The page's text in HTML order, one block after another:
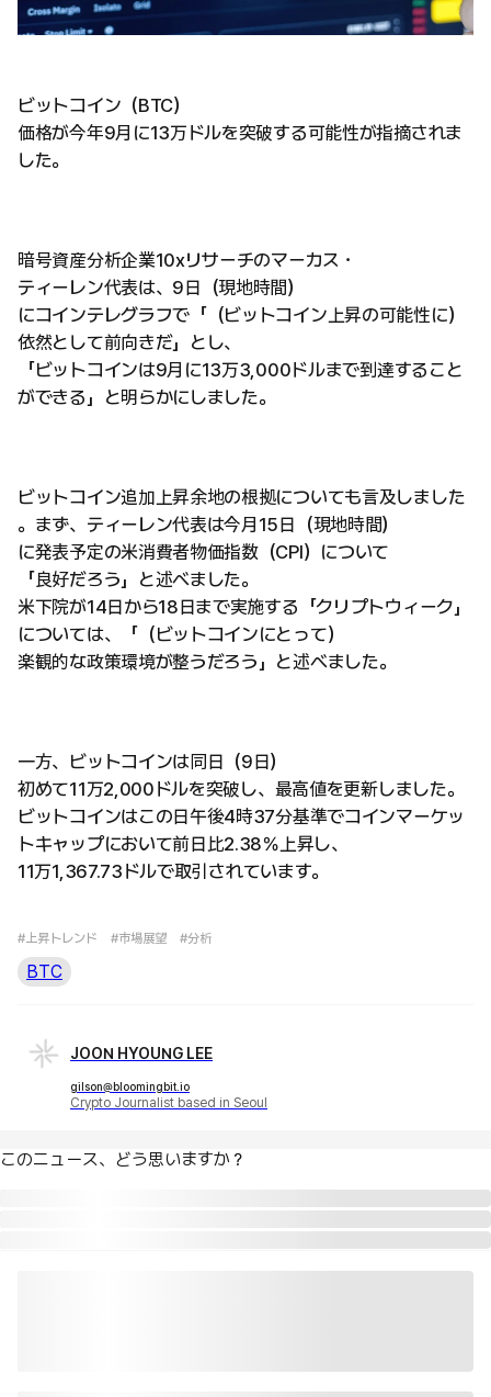
ビットコイン（BTC）
価格が今年9月に13万ドルを突破する可能性が指摘されま
した。
暗号資産分析企業10xリサーチのマーカス・
ティーレン代表は、9日（現地時間）
にコインテレグラフで「（ビットコイン上昇の可能性に）
依然として前向きだ」とし、
「ビットコインは9月に13万3,000ドルまで到達すること
ができる」と明らかにしました。
ビットコイン追加上昇余地の根拠についても言及しました
。まず、ティーレン代表は今月15日（現地時間）
に発表予定の米消費者物価指数（CPI）について
「良好だろう」と述べました。
米下院が14日から18日まで実施する「クリプトウィーク」
については、「（ビットコインにとって）
楽観的な政策環境が整うだろう」と述べました。
一方、ビットコインは同日（9日）
初めて11万2,000ドルを突破し、最高値を更新しました。
ビットコインはこの日午後4時37分基準でコインマーケッ
トキャップにおいて前日比2.38％上昇し、
11万1,367.73ドルで取引されています。
#上昇トレンド #市場展望 #分析
BTC
JOON HYOUNG LEE
gilson@bloomingbit.io
Crypto Journalist based in Seoul
このニュース、どう思いますか？